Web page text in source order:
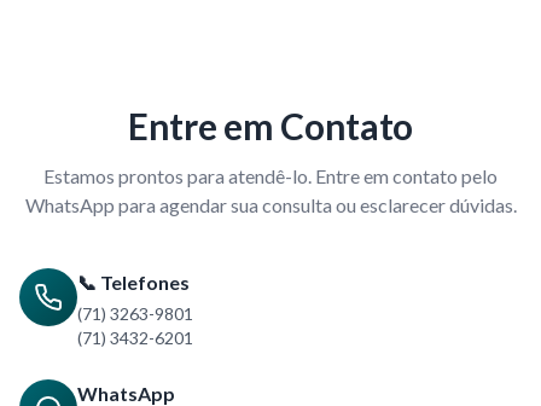
Entre em Contato
Estamos prontos para atendê-lo. Entre em contato pelo
WhatsApp para agendar sua consulta ou esclarecer dúvidas.
📞 Telefones
(71) 3263-9801
(71) 3432-6201
WhatsApp